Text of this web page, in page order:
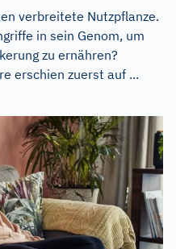
verbreitete Nutzpflanze.
in sein Genom, um
zu ernähren?
erschien zuerst auf ...